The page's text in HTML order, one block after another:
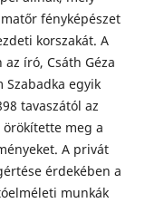
fényképészet
korszakát. A
író, Csáth Géza
Szabadka egyik
tavaszától az
örökítette meg a
A privát
érdekében a
munkák